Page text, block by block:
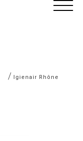
/ Igienair Rhône